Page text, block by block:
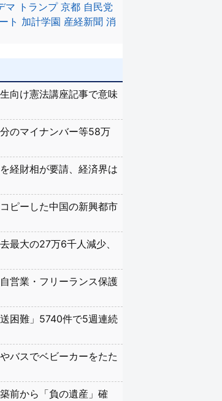
マ トランプ 京都 自民党
ト 加計学園 産経新聞 消
向け憲法講座記事で意味
のマイナンバー等58万
経財相が要請、経済界は
ピーした中国の新興都市
最大の27万6千人減少、
自営業・フリーランス保護
送困難」5740件で5週連続
バスでベビーカーをたた
築前から「負の遺産」確